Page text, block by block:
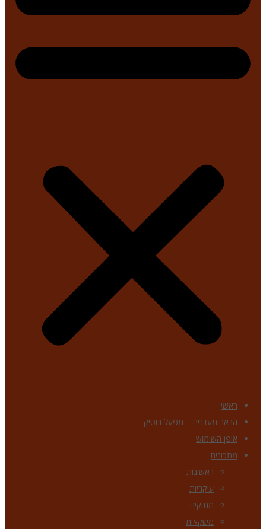
ראשי
הבאר מעדנים – מפעל בוטיק
אופן השימוש
מתכונים
ראשונות
עיקריות
מתוקים
משקאות